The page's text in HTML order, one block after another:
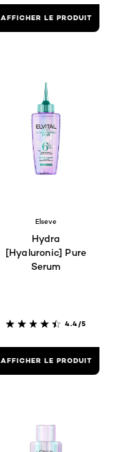
AFFICHER LE PRODUIT
Elseve
Hydra
[Hyaluronic] Pure
Serum
4.4/5
AFFICHER LE PRODUIT